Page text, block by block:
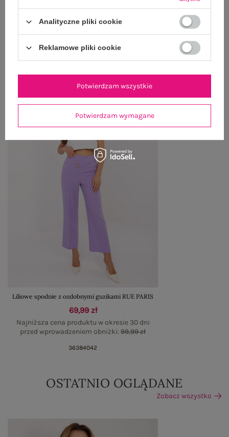
ZWROTY I REKLAMACJE
PRODUKTY ZE STYLIZACJI
Liliowe spodnie z ozdobnymi guzikami RUE PARIS
69,99 zł
Najniższa cena produktu w okresie 30 dni
przed wprowadzeniem obniżki:99,99 zł
36384042
OSTATNIO OGLĄDANE
Zobacz wszystko
Analityczne pliki cookie
Reklamowe pliki cookie
Potwierdzam wymagane
Potwierdzam wszystkie